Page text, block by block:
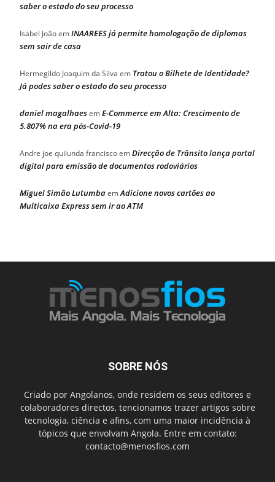
saber o estado do seu processo
Isabel JoãoemINAAREES já permite homologação de diplomas
sem sair de casa
Hermegildo Joaquim da Silva em Tratou o Bilhete de Identidade?
Já podes saber o estado do seu processo
daniel magalhaesemE-Commerce em Alta: Crescimento de
5.807% na era pós-Covid-19
Andre joe quilunda franciscoemDirecção de Trânsito lança portal
digital para emissão de documentos rodoviários
Miguel Simão LutumbaemAdicione novos cartões ao
Multicaixa Express sem ir ao ATM
SOBRE NÓS
Criado por Angolanos, onde residem os seus editores e
colaboradores directos, tencionamos trazer artigos sobre
tecnologia, ciência e afins, com uma maior incidência à
tópicos que envolvam Angola. Entre em contato:
contacto@menosfios.com